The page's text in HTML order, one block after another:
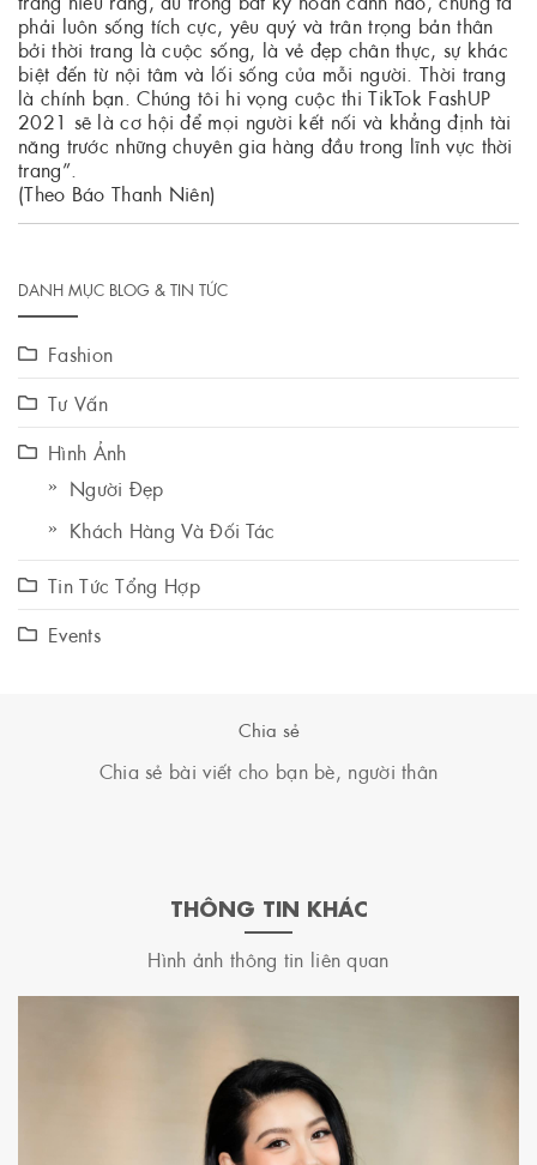
phải luôn sống tích cực, yêu quý và trân trọng bản thân
bởi thời trang là cuộc sống, là vẻ đẹp chân thực, sự khác
biệt đến từ nội tâm và lối sống của mỗi người. Thời trang
là chính bạn. Chúng tôi hi vọng cuộc thi TikTok FashUP
2021 sẽ là cơ hội để mọi người kết nối và khẳng định tài
năng trước những chuyên gia hàng đầu trong lĩnh vực thời
trang”.
(Theo Báo Thanh Niên)
DANH MỤC BLOG & TIN TỨC
Fashion
Tư Vấn
Hình Ảnh
Người Đẹp
Khách Hàng Và Đối Tác
Tin Tức Tổng Hợp
Events
Chia sẻ
Chia sẻ bài viết cho bạn bè, người thân
THÔNG TIN KHÁC
Hình ảnh thông tin liên quan